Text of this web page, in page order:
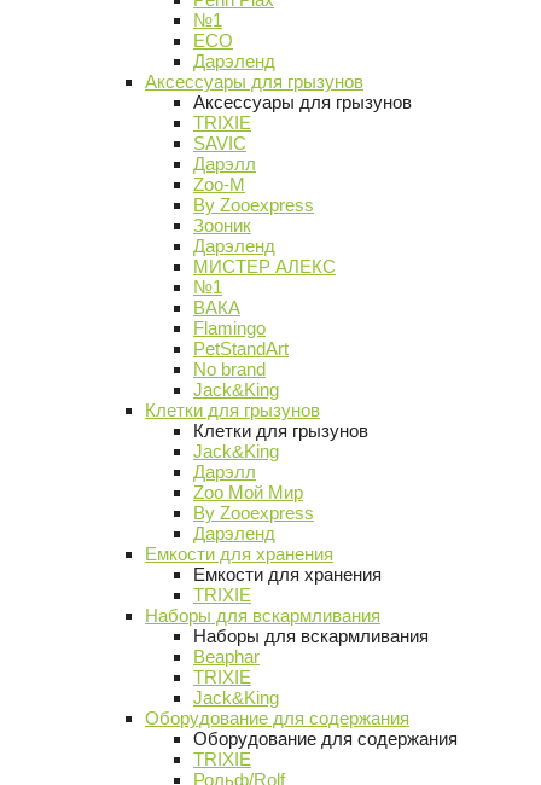
№1
ECO
Дарэленд
Аксессуары для грызунов
Аксессуары для грызунов
TRIXIE
SAVIC
Дарэлл
Zoo-M
By Zooexpress
Зооник
Дарэленд
МИСТЕР АЛЕКС
№1
ВАКА
Flamingo
PetStandArt
No brand
Jack&King
Клетки для грызунов
Клетки для грызунов
Jack&King
Дарэлл
Zoo Мой Мир
By Zooexpress
Дарэленд
Емкости для хранения
Емкости для хранения
TRIXIE
Наборы для вскармливания
Наборы для вскармливания
Beaphar
TRIXIE
Jack&King
Оборудование для содержания
Оборудование для содержания
TRIXIE
Рольф/Rolf